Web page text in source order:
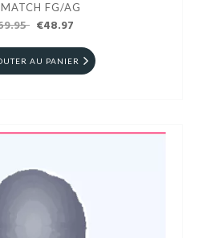
FG/AG
€48.97
AU PANIER